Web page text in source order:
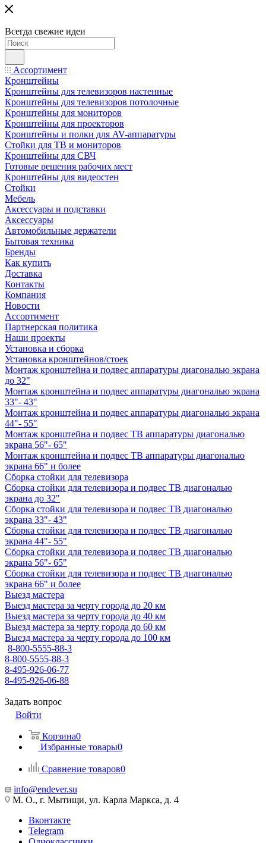
Всегда свежие идеи
Ассортимент
Кронштейны
Кронштейны для телевизоров настенные
Кронштейны для телевизоров потолочные
Кронштейны для мониторов
Кронштейны для проекторов
Кронштейны и полки для AV-аппаратуры
Стойки для ТВ и мониторов
Кронштейны для СВЧ
Готовые решения рабочих мест
Кронштейны для видеостен
Стойки
Мебель
Аксессуары и подставки
Аксессуары
Автомобильные держатели
Бытовая техника
Бренды
Как купить
Доставка
Контакты
Компания
Новости
Ассортимент
Партнерская политика
Наши проекты
Установка и сборка
Установка кронштейнов/стоек
Монтаж кронштейна и подвес аппаратуры диагональю экрана
до 32"
Монтаж кронштейна и подвес аппаратуры диагональю экрана
33"- 43"
Монтаж кронштейна и подвес аппаратуры диагональю экрана
44"- 55"
Монтаж кронштейна и подвес ТВ аппаратуры диагональю
экрана 56"- 65"
Монтаж кронштейна и подвес ТВ аппаратуры диагональю
экрана 66" и более
Сборка стойки для телевизора
Сборка стойки для телевизора и подвес ТВ диагональю
экрана до 32"
Сборка стойки для телевизора и подвес ТВ диагональю
экрана 33"- 43"
Сборка стойки для телевизора и подвес ТВ диагональю
экрана 44"- 55"
Сборка стойки для телевизора и подвес ТВ диагональю
экрана 56"- 65"
Сборка стойки для телевизора и подвес ТВ диагональю
экрана 66" и более
Выезд мастера
Выезд мастера за черту города до 20 км
Выезд мастера за черту города до 40 км
Выезд мастера за черту города до 60 км
Выезд мастера за черту города до 100 км
8-800-5555-88-3
8-800-5555-88-3
8-495-926-06-77
8-495-926-06-88
Задать вопрос
Войти
Корзина0
Избранные товары0
Сравнение товаров0
info@endever.su
М. О., г. Мытищи, ул. Карла Маркса, д. 4
Вконтакте
Telegram